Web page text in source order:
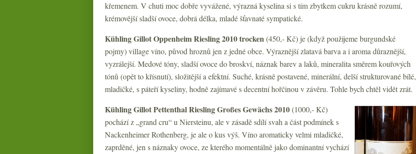
křemenem. V chuti moc dobře vyvážené, výrazná kyselina si s tím zbytkem cukru krásně rozumí,
krémovější sladší ovoce, dobrá délka, mladé šťavnaté sympatické.
Kühling Gillot Oppenheim Riesling 2010 trocken(450,- Kč) je (když použijeme burgundské
pojmy) village víno, původ hroznů jen z jedné obce. Výraznější zlatavá barva a i aroma důraznější,
vyzrálejší. Medové tóny, sladší ovoce do broskví, náznak barev a laků, mineralita směrem kouřových
tónů (opět to křísnutí), složitější a efektní. Suché, krásně postavené, minerální, delší strukturované bílé,
mladičké, s páteří kyseliny, hodně zajímavé s decentní hořčinou v závěru. Tohle bych chtěl vidět zrát.
Kühling Gillot Pettenthal Riesling Großes Gewächs 2010(1000,- Kč)
pochází z „grand cru“ u Niersteinu, ale v zásadě sdílí svah a část podmínek s
Nackenheimer Rothenberg, je ale o kus výš. Víno aromaticky velmi mladičké,
zaprděné, jen s náznaky ovoce, ze kterého momentálně jako dominantní vychází